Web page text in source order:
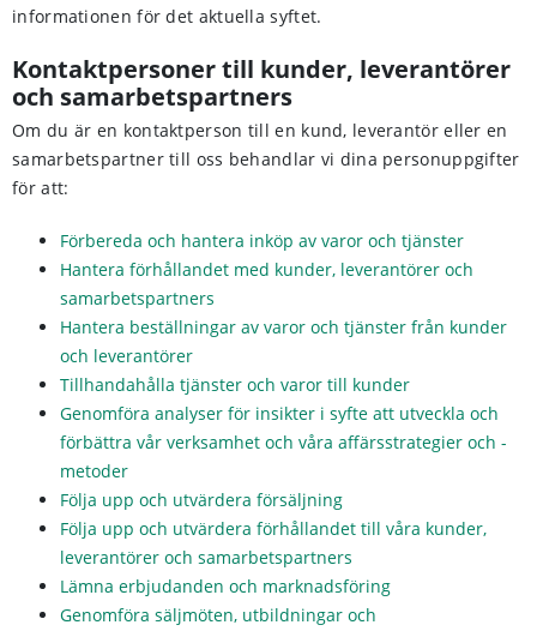
informationen för det aktuella syftet.
Kontaktpersoner till kunder, leverantörer
och samarbetspartners
Om du är en kontaktperson till en kund, leverantör eller en
samarbetspartner till oss behandlar vi dina personuppgifter
för att:
Förbereda och hantera inköp av varor och tjänster
Hantera förhållandet med kunder, leverantörer och
samarbetspartners
Hantera beställningar av varor och tjänster från kunder
och leverantörer
Tillhandahålla tjänster och varor till kunder
Genomföra analyser för insikter i syfte att utveckla och
förbättra vår verksamhet och våra affärsstrategier och -
metoder
Följa upp och utvärdera försäljning
Följa upp och utvärdera förhållandet till våra kunder,
leverantörer och samarbetspartners
Lämna erbjudanden och marknadsföring
Genomföra säljmöten, utbildningar och